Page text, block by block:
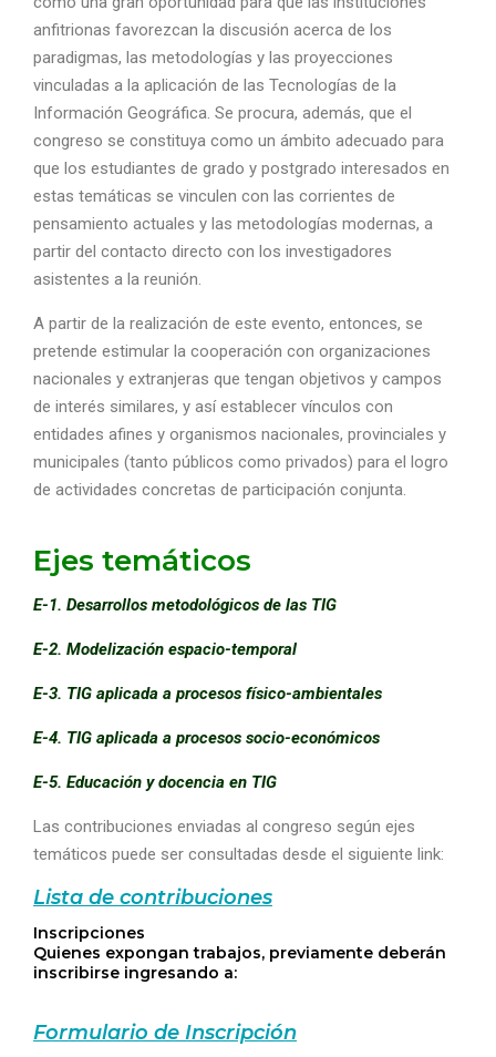
anfitrionas favorezcan la discusión acerca de los
paradigmas, las metodologías y las proyecciones
vinculadas a la aplicación de las Tecnologías de la
Información Geográfica. Se procura, además, que el
congreso se constituya como un ámbito adecuado para
que los estudiantes de grado y postgrado interesados en
estas temáticas se vinculen con las corrientes de
pensamiento actuales y las metodologías modernas, a
partir del contacto directo con los investigadores
asistentes a la reunión.
A partir de la realización de este evento, entonces, se
pretende estimular la cooperación con organizaciones
nacionales y extranjeras que tengan objetivos y campos
de interés similares, y así establecer vínculos con
entidades afines y organismos nacionales, provinciales y
municipales (tanto públicos como privados) para el logro
de actividades concretas de participación conjunta.
Ejes temáticos
E-1. Desarrollos metodológicos de las TIG
E-2. Modelización espacio-temporal
E-3. TIG aplicada a procesos físico-ambientales
E-4. TIG aplicada a procesos socio-económicos
E-5. Educación y docencia en TIG
Las contribuciones enviadas al congreso según ejes
temáticos puede ser consultadas desde el siguiente link:
Lista de contribuciones
Inscripciones
Quienes expongan trabajos, previamente deberán
inscribirse ingresando a:
Formulario de Inscripción